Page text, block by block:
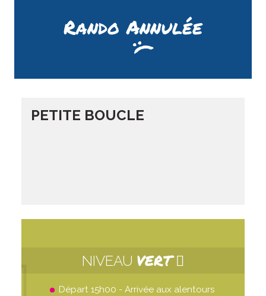
Rando Annulée
PETITE BOUCLE
NIVEAU VERT
Départ 15h00 - Arrivée aux alentours